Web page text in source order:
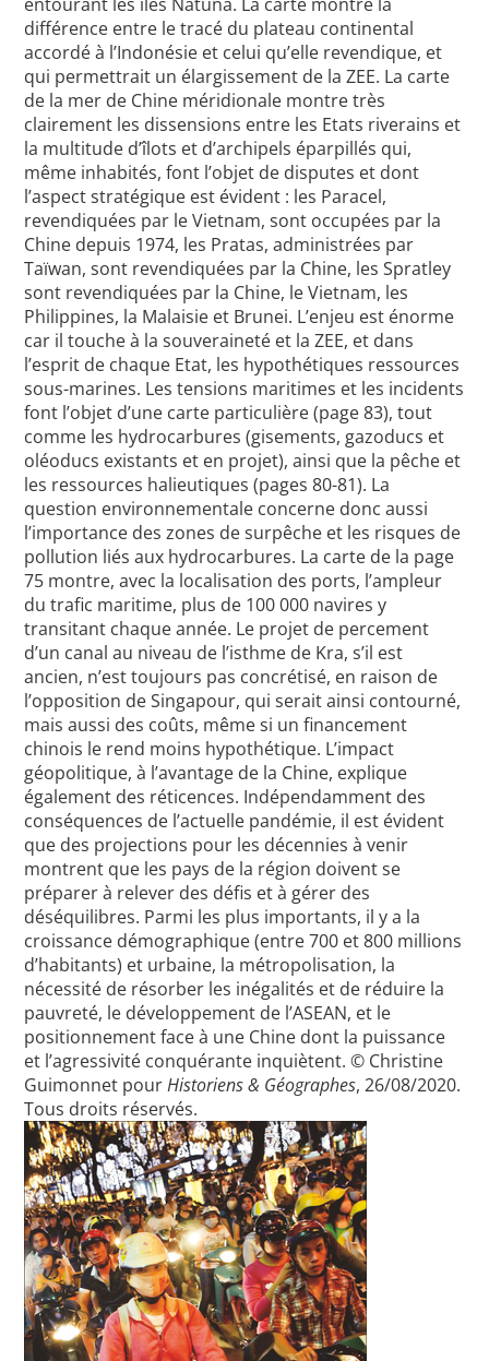
différence entre le tracé du plateau continental
accordé à l’Indonésie et celui qu’elle revendique, et
qui permettrait un élargissement de la ZEE. La carte
de la mer de Chine méridionale montre très
clairement les dissensions entre les Etats riverains et
la multitude d’îlots et d’archipels éparpillés qui,
même inhabités, font l’objet de disputes et dont
l’aspect stratégique est évident : les Paracel,
revendiquées par le Vietnam, sont occupées par la
Chine depuis 1974, les Pratas, administrées par
Taïwan, sont revendiquées par la Chine, les Spratley
sont revendiquées par la Chine, le Vietnam, les
Philippines, la Malaisie et Brunei. L’enjeu est énorme
car il touche à la souveraineté et la ZEE, et dans
l’esprit de chaque Etat, les hypothétiques ressources
sous-marines. Les tensions maritimes et les incidents
font l’objet d’une carte particulière (page 83), tout
comme les hydrocarbures (gisements, gazoducs et
oléoducs existants et en projet), ainsi que la pêche et
les ressources halieutiques (pages 80-81). La
question environnementale concerne donc aussi
l’importance des zones de surpêche et les risques de
pollution liés aux hydrocarbures. La carte de la page
75 montre, avec la localisation des ports, l’ampleur
du trafic maritime, plus de 100 000 navires y
transitant chaque année. Le projet de percement
d’un canal au niveau de l’isthme de Kra, s’il est
ancien, n’est toujours pas concrétisé, en raison de
l’opposition de Singapour, qui serait ainsi contourné,
mais aussi des coûts, même si un financement
chinois le rend moins hypothétique. L’impact
géopolitique, à l’avantage de la Chine, explique
également des réticences. Indépendamment des
conséquences de l’actuelle pandémie, il est évident
que des projections pour les décennies à venir
montrent que les pays de la région doivent se
préparer à relever des défis et à gérer des
déséquilibres. Parmi les plus importants, il y a la
croissance démographique (entre 700 et 800 millions
d’habitants) et urbaine, la métropolisation, la
nécessité de résorber les inégalités et de réduire la
pauvreté, le développement de l’ASEAN, et le
positionnement face à une Chine dont la puissance
et l’agressivité conquérante inquiètent. © Christine
Guimonnet pourHistoriens & Géographes, 26/08/2020.
Tous droits réservés.